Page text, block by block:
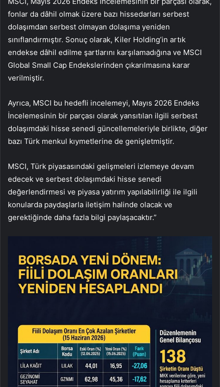
fonlar da dâhil olmak üzere bazı hissedarları serbest
dolaşımdan serbest olmayan dolaşıma yeniden
sınıflandırmıştır. Sonuç olarak, Kiler Holding’in artık
endekse dâhil edilme şartlarını karşılamadığına ve MSCI
Global Small Cap Endekslerinden çıkarılmasına karar
verilmiştir.
Ayrıca, MSCI bu hedefli incelemeyi, Mayıs 2026 Endeks
İncelemesinin bir parçası olarak yansıtılan ilgili serbest
dolaşımdaki hisse senedi güncellemeleriyle birlikte, diğer
bazı Türk menkul kıymetlerine de genişletmiştir.
MSCI, Türk piyasasındaki gelişmeleri izlemeye devam
edecek ve serbest dolaşımdaki hisse senedi
değerlendirmesi ve piyasa yatırım yapılabilirliği ile ilgili
konularda paydaşlarla iletişim halinde olacak ve
gerektiğinde daha fazla bilgi paylaşacaktır.”